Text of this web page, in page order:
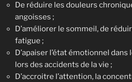
De réduire les douleurs
angoisses ;
D’améliorer le sommeil, de
fatigue ;
D’apaiser l’état émotionnel
lors des accidents de la vie ;
D’accroitre l’attention, la